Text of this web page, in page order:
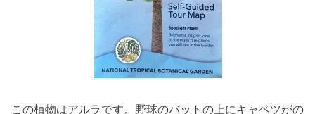
この植物はアルラです。野球のバットの上にキャベツがの